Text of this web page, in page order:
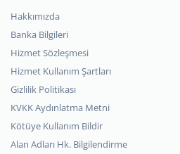
Hakkımızda
Banka Bilgileri
Hizmet Sözleşmesi
Hizmet Kullanım Şartları
Gizlilik Politikası
KVKK Aydınlatma Metni
Kötüye Kullanım Bildir
Alan Adları Hk. Bilgilendirme